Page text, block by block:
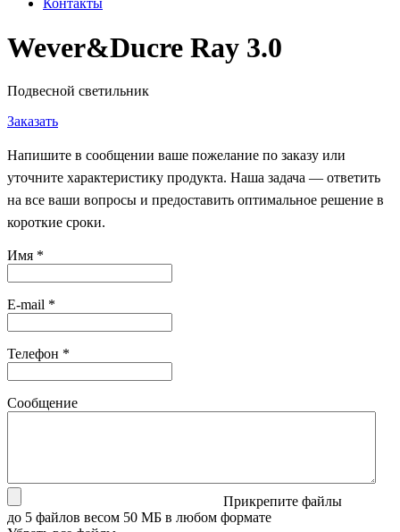
Контакты
Wever&Ducre Ray 3.0
Подвесной светильник
Заказать
Напишите в сообщении ваше пожелание по заказу или
уточните характеристику продукта. Наша задача — ответить
на все ваши вопросы и предоставить оптимальное решение в
короткие сроки.
Имя *
E-mail *
Телефон *
Сообщение
Прикрепите файлы
до 5 файлов весом 50 МБ в любом формате